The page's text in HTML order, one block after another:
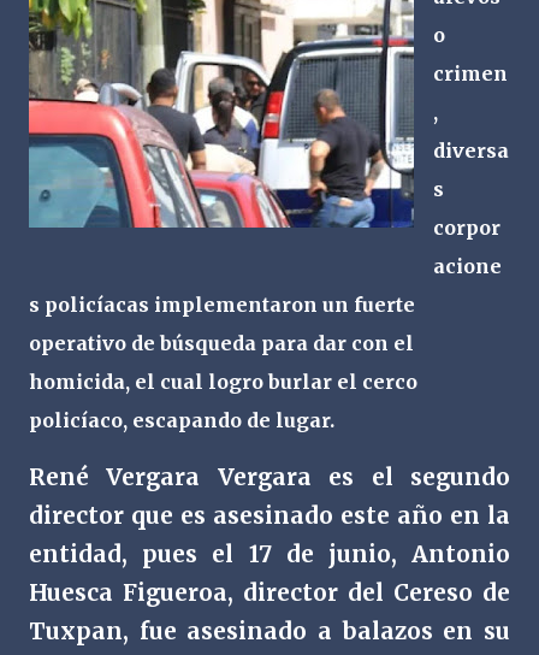
o
crimen
,
diversa
s
corpor
acione
s policíacas implementaron un fuerte
operativo de búsqueda para dar con el
homicida, el cual logro burlar el cerco
policíaco, escapando de lugar.
René Vergara Vergara es el segundo
director que es asesinado este año en la
entidad, pues el 17 de junio, Antonio
Huesca Figueroa, director del Cereso de
Tuxpan, fue asesinado a balazos en su